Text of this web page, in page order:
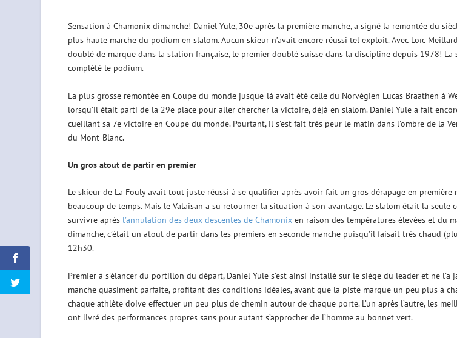
Sensation à Chamonix dimanche! Daniel Yule, 30e après la première manche, a signé la remontée du
plus haute marche du podium en slalom. Aucun skieur n’avait encore réussi tel exploit. Avec Loïc
doublé de marque dans la station française, le premier doublé suisse dans la discipline depuis 1978! La
complété le podium.
La plus grosse remontée en Coupe du monde jusque-là avait été celle du Norvégien Lucas Braathen à
lorsqu’il était parti de la 29e place pour aller chercher la victoire, déjà en slalom. Daniel Yule a fait
cueillant sa 7e victoire en Coupe du monde. Pourtant, il s’est fait très peur le matin dans l’ombre de la
du Mont-Blanc.
Un gros atout de partir en premier
Le skieur de La Fouly avait tout juste réussi à se qualifier après avoir fait un gros dérapage en première
beaucoup de temps. Mais le Valaisan a su retourner la situation à son avantage. Le slalom était la seule
survivre après l’annulation des deux descentes de Chamonixen raison des températures élevées et du
dimanche, c’était un atout de partir dans les premiers en seconde manche puisqu’il faisait très chaud
12h30.
Premier à s’élancer du portillon du départ, Daniel Yule s’est ainsi installé sur le siège du leader et ne
manche quasiment parfaite, profitant des conditions idéales, avant que la piste marque un peu plus à
chaque athlète doive effectuer un peu plus de chemin autour de chaque porte. L’un après l’autre, les
ont livré des performances propres sans pour autant s’approcher de l’homme au bonnet vert.